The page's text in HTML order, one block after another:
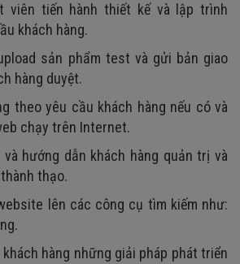
viên tiến hành thiết kế và lập trình
khách hàng.
sản phẩm test và gửi bản giao
hàng duyệt.
theo yêu cầu khách hàng nếu có và
chạy trên Internet.
hướng dẫn khách hàng quản trị và
thạo.
lên các công cụ tìm kiếm như:
hàng những giải pháp phát triển